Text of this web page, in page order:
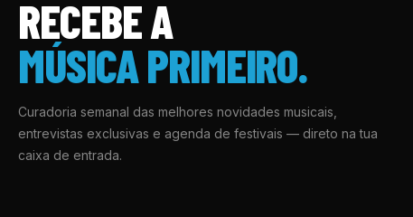
RECEBE A
MÚSICA PRIMEIRO.
Curadoria semanal das melhores novidades musicais,
entrevistas exclusivas e agenda de festivais — direto na tua
caixa de entrada.